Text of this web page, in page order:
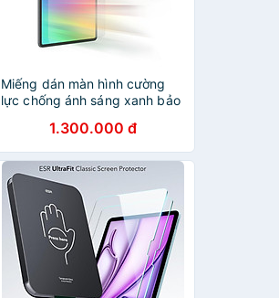
Miếng dán màn hình cường
lực chống ánh sáng xanh bảo
iPad - Hàng Chính Hãng
1.300.000 đ